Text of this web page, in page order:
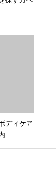
ディケア